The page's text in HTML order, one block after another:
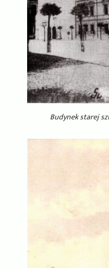
Budynek starej